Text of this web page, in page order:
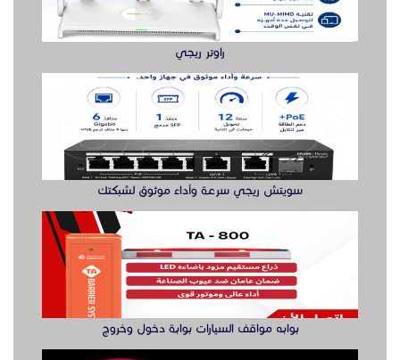
راوتر ريجي
سويتش ريجي سرعة وأداء موثوق لشبكتك
بوابه مواقف السيارات بوابة دخول وخروج